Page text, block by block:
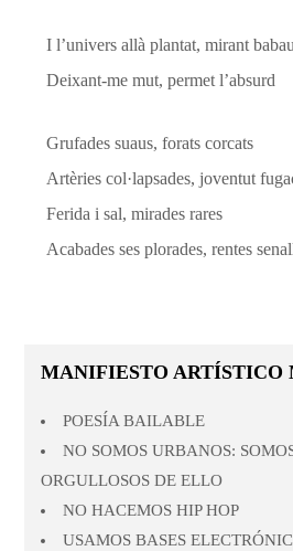
I l’univers allà plantat, mirant
Deixant-me mut, permet l’absurd
Grufades suaus, forats corcats
Artèries col·lapsades, joventut
Ferida i sal, mirades rares
Acabades ses plorades, rentes
MANIFIESTO ARTÍSTICO
POESÍA BAILABLE
NO SOMOS URBANOS:
ORGULLOSOS DE ELLO
NO HACEMOS HIP HOP
USAMOS BASES